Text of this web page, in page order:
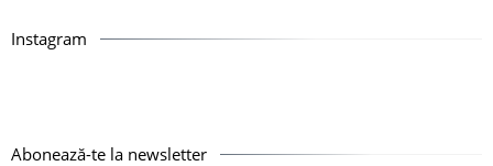
Instagram
Abonează-te la newsletter